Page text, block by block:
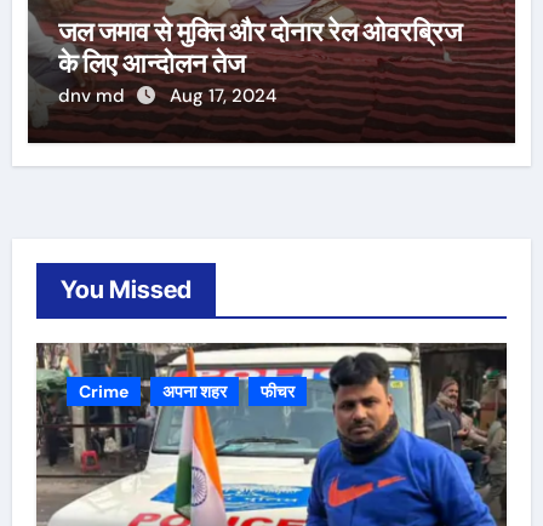
जल जमाव से मुक्ति और दोनार रेल ओवरब्रिज
के लिए आन्दोलन तेज
dnv md Aug 17, 2024
You Missed
Crime अपना शहर फीचर